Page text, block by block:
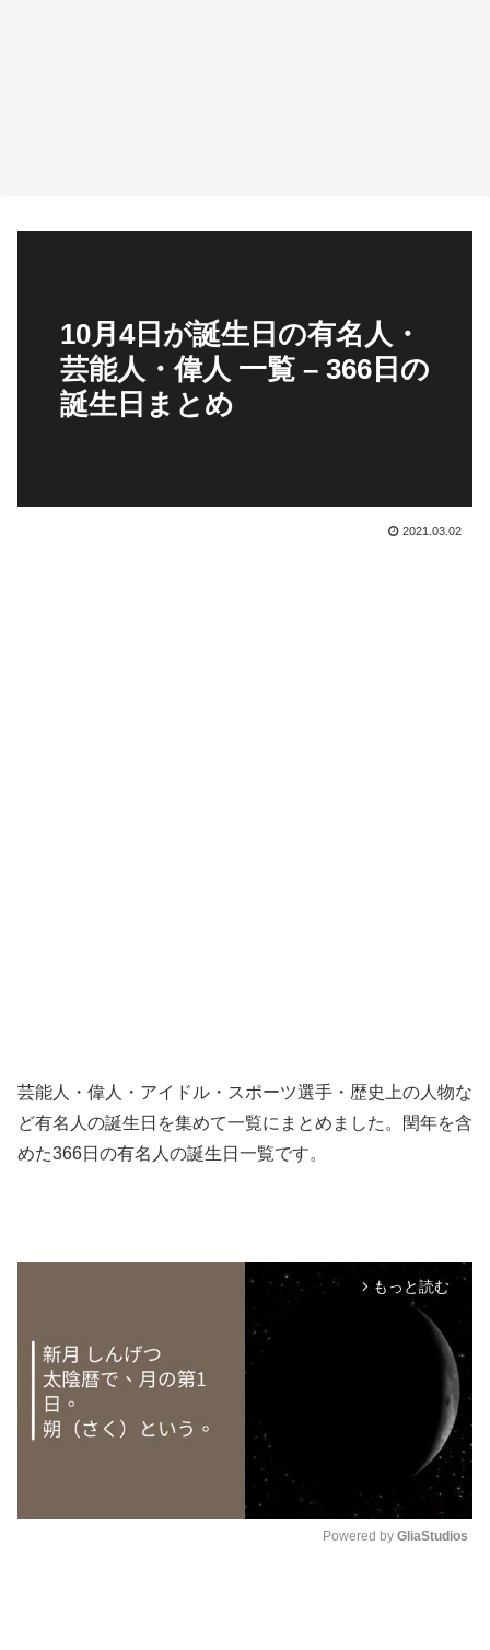
10月4日が誕生日の有名人・
芸能人・偉人 一覧 – 366日の
誕生日まとめ
2021.03.02
芸能人・偉人・アイドル・スポーツ選手・歴史上の人物な
ど有名人の誕生日を集めて一覧にまとめました。閏年を含
めた366日の有名人の誕生日一覧です。
arrow_forward_ios もっと読む
Powered by GliaStudios